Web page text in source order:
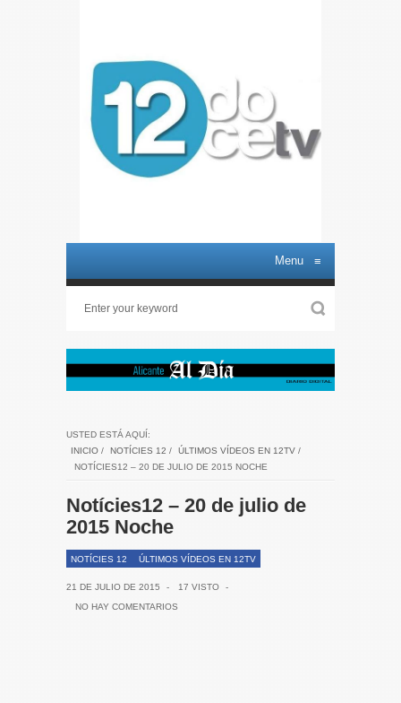
Menu ≡
USTED ESTÁ AQUÍ:
INICIO / NOTÍCIES 12 / ÚLTIMOS VÍDEOS EN 12TV /
NOTÍCIES12 – 20 DE JULIO DE 2015 NOCHE
Notícies12 – 20 de julio de
2015 Noche
NOTÍCIES 12 ÚLTIMOS VÍDEOS EN 12TV
21 DE JULIO DE 2015 - 17 VISTO
-
NO HAY COMENTARIOS